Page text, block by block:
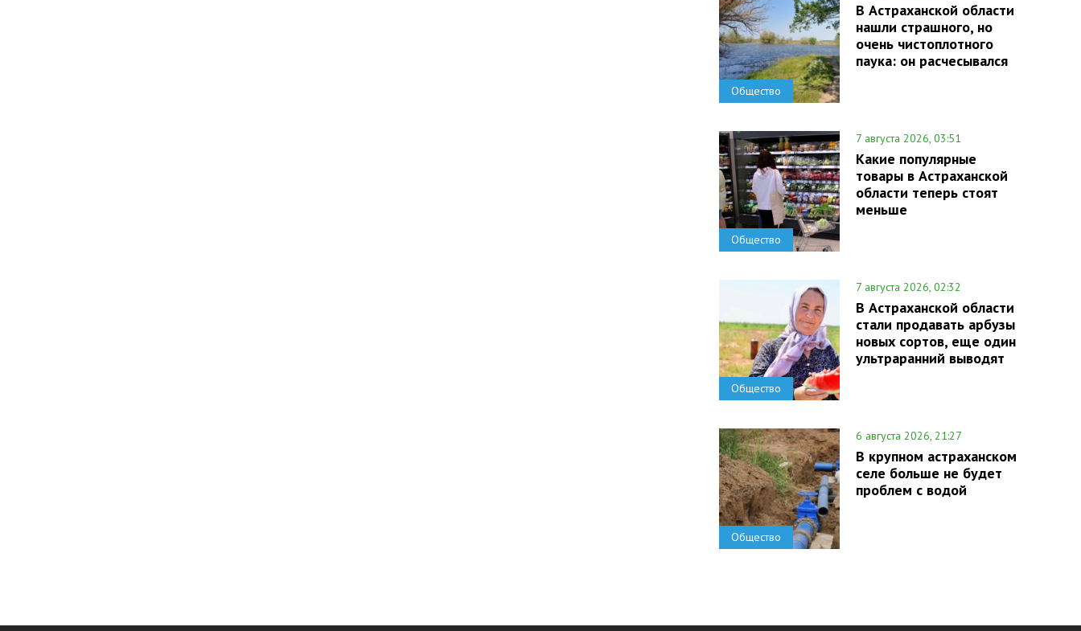
Общество
В Астраханской области
нашли страшного, но
очень чистоплотного
паука: он расчесывался
Общество
7 августа 2026, 03:51
Какие популярные
товары в Астраханской
области теперь стоят
меньше
Общество
7 августа 2026, 02:32
В Астраханской области
стали продавать арбузы
новых сортов, еще один
ультраранний выводят
Общество
6 августа 2026, 21:27
В крупном астраханском
селе больше не будет
проблем с водой